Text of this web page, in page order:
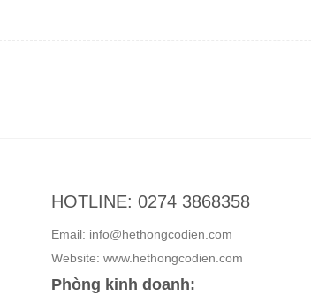
HOTLINE: 0274 3868358
Email: info@hethongcodien.com
Website: www.hethongcodien.com
Phòng kinh doanh: